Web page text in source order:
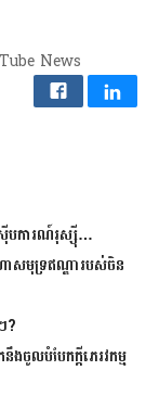
News
ើបការណ៍រុស្ស៊ី…
ាសមុទ្រឥណ្ឌារបស់ចិន
?
ចូលបំបែកក្តីភេរវកម្ម